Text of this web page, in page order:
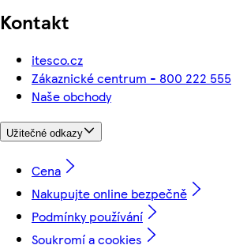
Kontakt
itesco.cz
Zákaznické centrum - 800 222 555
Naše obchody
Užitečné odkazy
Cena
Nakupujte online bezpečně
Podmínky používání
Soukromí a cookies